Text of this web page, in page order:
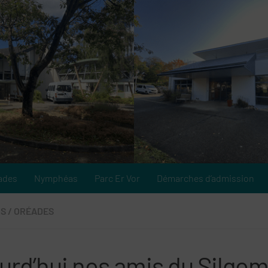
Nymphéas Parc Er Vor Démarches d’admission
/ ORÉADES